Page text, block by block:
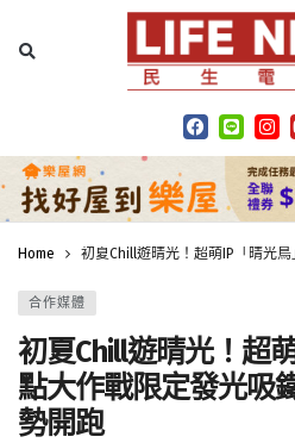
Home 初夏Chill遊晴光！超萌IP「晴光
合作媒體
初夏Chill遊晴光！超
點大作戰限定發光吸
勢開跑